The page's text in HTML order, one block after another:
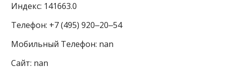
Индекс: 141663.0
Телефон: +7 (495) 920‒20‒54
Мобильный Телефон: nan
Сайт: nan